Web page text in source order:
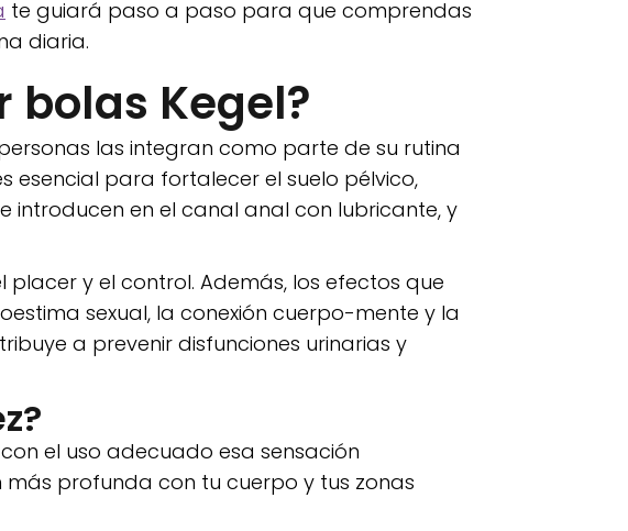
te guiará paso a paso para que comprendas
diaria.
bolas Kegel?
las integran como parte de su rutina
esencial para fortalecer el suelo pélvico,
introducen en el canal anal con lubricante, y
y el control. Además, los efectos que
sexual, la conexión cuerpo-mente y la
a prevenir disfunciones urinarias y
el uso adecuado esa sensación
profunda con tu cuerpo y tus zonas